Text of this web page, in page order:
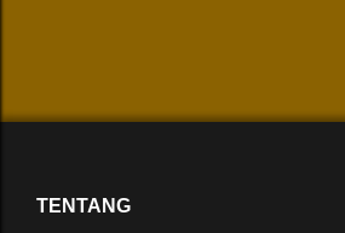
TENTANG